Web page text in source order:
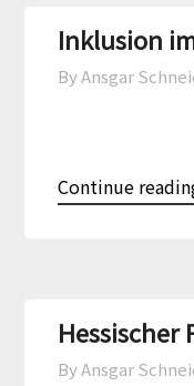
Inklusion
By Ansgar
Continue
Hessischer
By Ansgar